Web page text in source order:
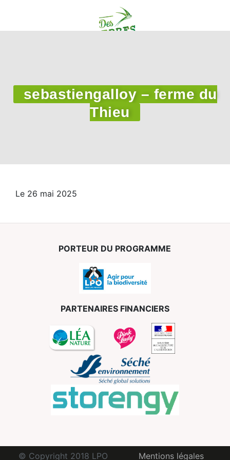
sebastiengalloy – ferme du
Thieu
Le 26 mai 2025
PORTEUR DU PROGRAMME
PARTENAIRES FINANCIERS
© Copyright 2018 LPO Mentions légales